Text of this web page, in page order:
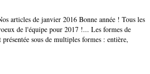
articles de janvier 2016 Bonne année ! Tous les
de l'équipe pour 2017 !... Les formes de
sous de multiples formes : entière,